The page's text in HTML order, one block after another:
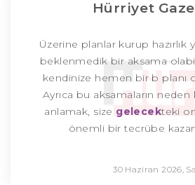
Hürriyet
Üzerine planlar kurup hazırlık
beklenmedik bir aksama
kendinize hemen bir b planı
Ayrıca bu aksamaların neden
anlamak, size gelecekteki
önemli bir tecrübe
30 Haziran 2026,